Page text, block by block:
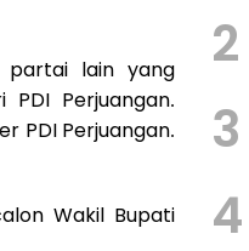
partai lain yang
Perjuangan.
PDI Perjuangan.
Wakil Bupati
2
3
4